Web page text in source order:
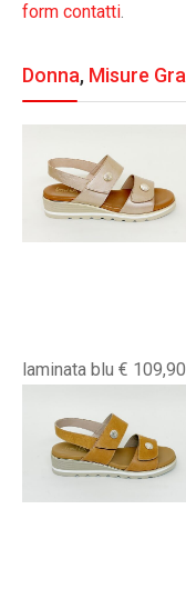
form contatti.
Donna, Misure
laminata blu € 109,90